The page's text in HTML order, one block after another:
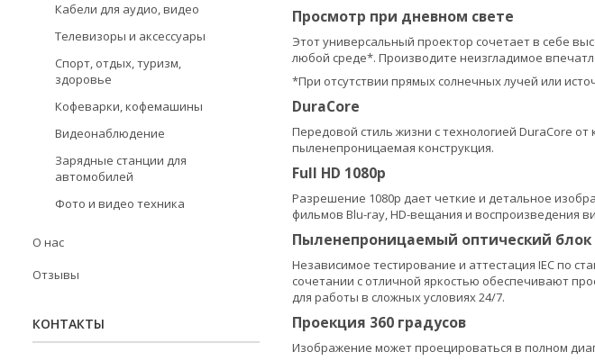
Просмотр при дневном свете
Этот универсальный проектор сочетает в себе
любой среде*. Производите неизгладимое
*При отсутствии прямых солнечных лучей или
DuraCore
Передовой стиль жизни с технологией DuraCore
пыленепроницаемая конструкция.
Full HD 1080p
Разрешение 1080p дает четкие и детальное
фильмов Blu-ray, HD-вещания и воспроизведения
Пыленепроницаемый оптический блок
Независимое тестирование и аттестация IEC по
сочетании с отличной яркостью обеспечивают
для работы в сложных условиях 24/7.
Проекция 360 градусов
Изображение может проецироваться в полном
Кабели для аудио, видео
Телевизоры и аксессуары
Спорт, отдых, туризм,
здоровье
Кофеварки, кофемашины
Видеонаблюдение
Зарядные станции для
автомобилей
Фото и видео техника
О нас
Отзывы
КОНТАКТЫ